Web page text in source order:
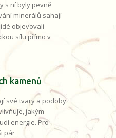
s ní byly pevně
minerálů sahají
objevovali
sílu přímo v
kamenů
své tvary a podoby.
jakým
energie. Pro
pár